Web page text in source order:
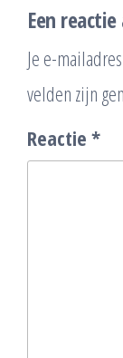
Een
Je e-
velden zijn
Reactie *